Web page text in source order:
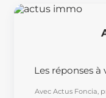
Les réponses
Avec Actus Foncia,